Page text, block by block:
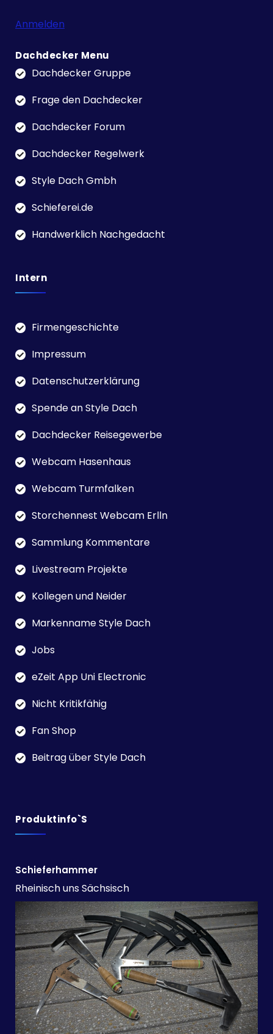
Anmelden
Dachdecker Menu
Dachdecker Gruppe
Frage den Dachdecker
Dachdecker Forum
Dachdecker Regelwerk
Style Dach Gmbh
Schieferei.de
Handwerklich Nachgedacht
Intern
Firmengeschichte
Impressum
Datenschutzerklärung
Spende an Style Dach
Dachdecker Reisegewerbe
Webcam Hasenhaus
Webcam Turmfalken
Storchennest Webcam Erlln
Sammlung Kommentare
Livestream Projekte
Kollegen und Neider
Markenname Style Dach
Jobs
eZeit App Uni Electronic
Nicht Kritikfähig
Fan Shop
Beitrag über Style Dach
Produktinfo`s
Schieferhammer
Rheinisch uns Sächsisch